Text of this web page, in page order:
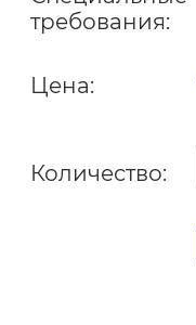
требования:
Цена:
Количество: